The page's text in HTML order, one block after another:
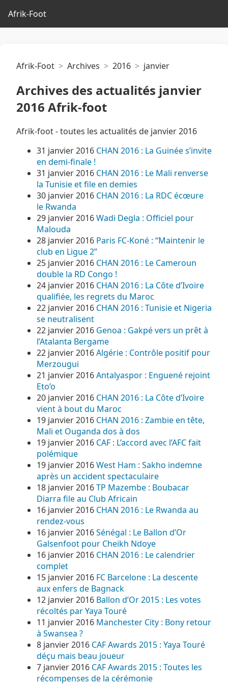
Afrik-Foot
Afrik-Foot Archives 2016 janvier
Archives des actualités janvier
2016 Afrik-foot
Afrik-foot - toutes les actualités de janvier 2016
31 janvier 2016 CHAN 2016 : La Guinée s’invite
en demi-finale !
31 janvier 2016 CHAN 2016 : Le Mali renverse
la Tunisie et file en demies
30 janvier 2016 CHAN 2016 : La RDC écœure
le Rwanda
29 janvier 2016Wadi Degla : Officiel pour
Malouda
28 janvier 2016 Paris FC-Koné : “Maintenir le
club en Ligue 2”
25 janvier 2016 CHAN 2016 : Le Cameroun
double la RD Congo !
24 janvier 2016 CHAN 2016 : La Côte d’Ivoire
qualifiée, les regrets du Maroc
22 janvier 2016 CHAN 2016 : Tunisie et Nigeria
se neutralisent
22 janvier 2016 Genoa : Gakpé vers un prêt à
l’Atalanta Bergame
22 janvier 2016Algérie : Contrôle positif pour
Merzougui
21 janvier 2016Antalyaspor : Enguené rejoint
Eto’o
20 janvier 2016 CHAN 2016 : La Côte d’Ivoire
vient à bout du Maroc
19 janvier 2016 CHAN 2016 : Zambie en tête,
Mali et Ouganda dos à dos
19 janvier 2016 CAF : L’accord avec l’AFC fait
polémique
19 janvier 2016West Ham : Sakho indemne
après un accident spectaculaire
18 janvier 2016TP Mazembe : Boubacar
Diarra file au Club Africain
16 janvier 2016 CHAN 2016 : Le Rwanda au
rendez-vous
16 janvier 2016Sénégal : Le Ballon d’Or
Galsenfoot pour Cheikh Ndoye
16 janvier 2016 CHAN 2016 : Le calendrier
complet
15 janvier 2016 FC Barcelone : La descente
aux enfers de Bagnack
12 janvier 2016 Ballon d’Or 2015 : Les votes
récoltés par Yaya Touré
11 janvier 2016 Manchester City : Bony retour
à Swansea ?
8 janvier 2016 CAF Awards 2015 : Yaya Touré
déçu mais beau joueur
7 janvier 2016 CAF Awards 2015 : Toutes les
récompenses de la cérémonie